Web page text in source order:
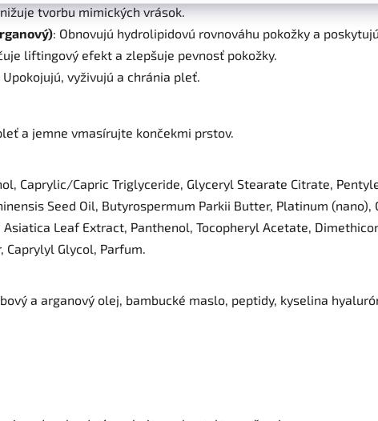
tvorbu mimických vrások.
: Obnovujú hydrolipidovú rovnováhu pokožky a
liftingový efekt a zlepšuje pevnosť pokožky.
Upokojujú, vyživujú a chránia pleť.
a jemne vmasírujte končekmi prstov.
Caprylic/Capric Triglyceride, Glyceryl Stearate Citrate,
Seed Oil, Butyrospermum Parkii Butter, Platinum
Leaf Extract, Panthenol, Tocopheryl Acetate,
Glycol, Parfum.
a arganový olej, bambucké maslo, peptidy, kyselina